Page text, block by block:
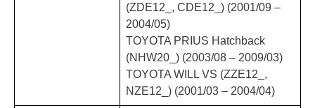
(ZDE12_, CDE12_) (2001/09 –
2004/05)
TOYOTA PRIUS Hatchback
(NHW20_) (2003/08 – 2009/03)
TOYOTA WILL VS (ZZE12_,
NZE12_) (2001/03 – 2004/04)